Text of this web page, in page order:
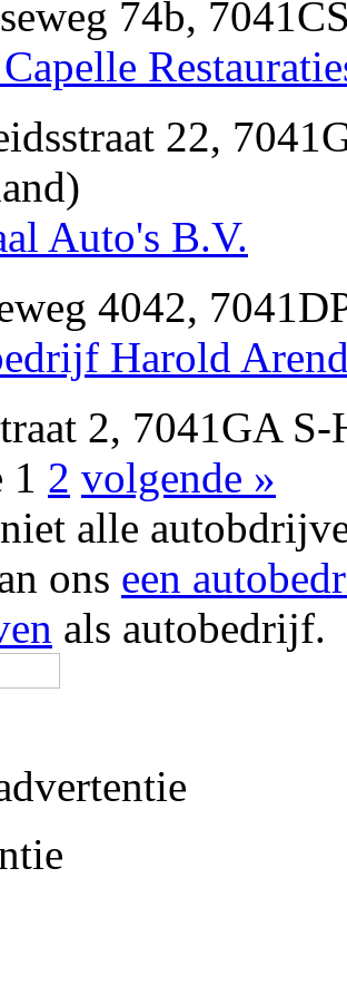
74b,
22,
Auto's B.V.
4042,
Harold
2, 7041GA
1 2 volgende »
alle
ons een
als autobedrijf.